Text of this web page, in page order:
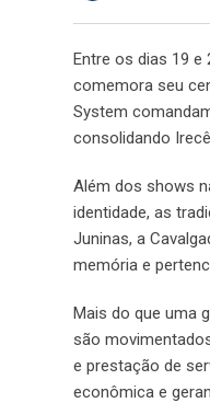
Entre os dias 19 e
comemora seu
System
consolidando
Além dos shows
identidade, as
Juninas, a
memória e
Mais do que uma
são
e prestação de
econômica e